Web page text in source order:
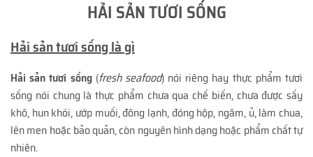
HẢI SẢN TƯƠI SỐNG
Hải sản tươi sống là gì
Hải sản tươi sống(fresh seafood) nói riêng hay thực phẩm tươi
sống nói chung là thực phẩm chưa qua chế biến, chưa được sấy
khô, hun khói, ướp muối, đông lạnh, đóng hộp, ngâm, ủ, làm chua,
lên men hoặc bảo quản, còn nguyên hình dạng hoặc phẩm chất tự
nhiên.